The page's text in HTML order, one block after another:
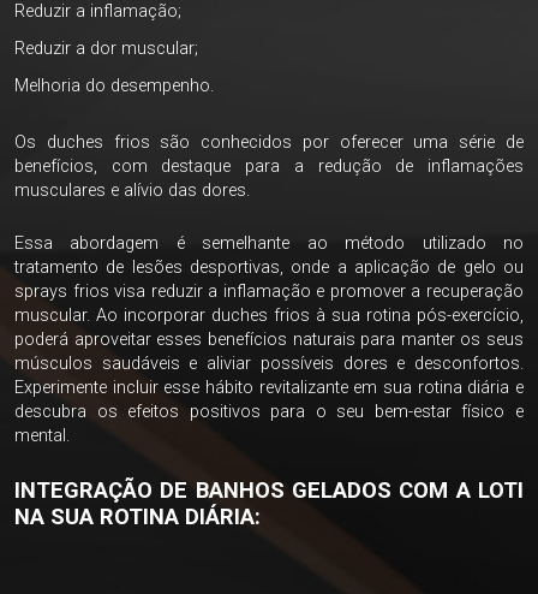
Reduzir a inflamação;
Reduzir a dor muscular;
Melhoria do desempenho.
Os duches frios são conhecidos por oferecer uma série de
benefícios, com destaque para a redução de inflamações
musculares e alívio das dores.
Essa abordagem é semelhante ao método utilizado no
tratamento de lesões desportivas, onde a aplicação de gelo ou
sprays frios visa reduzir a inflamação e promover a recuperação
muscular. Ao incorporar duches frios à sua rotina pós-exercício,
poderá aproveitar esses benefícios naturais para manter os seus
músculos saudáveis e aliviar possíveis dores e desconfortos.
Experimente incluir esse hábito revitalizante em sua rotina diária e
descubra os efeitos positivos para o seu bem-estar físico e
mental.
INTEGRAÇÃO DE BANHOS GELADOS COM A LOTI
NA SUA ROTINA DIÁRIA: